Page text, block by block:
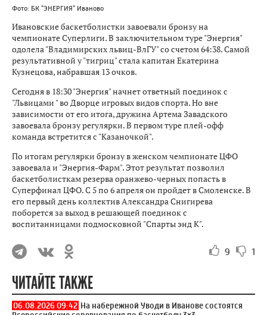
Фото: БК "ЭНЕРГИЯ" Иваново
Ивановские баскетболистки завоевали бронзу на
чемпионате Суперлиги. В заключительном туре "Энергия"
одолела "Владимирских львиц-ВлГУ" со счетом 64:38. Самой
результативной у "тигриц" стала капитан Екатерина
Кузнецова, набравшая 13 очков.
Сегодня в 18:30 "Энергия" начнет ответный поединок с
"Львицами " во Дворце игровых видов спорта. Но вне
зависимости от его итога, дружина Артема Завадского
завоевала бронзу регулярки. В первом туре плей-офф
команда встретится с "Казаночкой".
По итогам регулярки бронзу в женском чемпионате ЦФО
завоевала и "Энергия-Фарм". Этот результат позволил
баскетболисткам резерва оранжево-черных попасть в
Суперфинал ЦФО. С 5 по 6 апреля он пройдет в Смоленске. В
его первый день коллектив Александра Снигирева
поборется за выход в решающей поединок с
воспитанницами подмосковной "Спарты энд К".
9 1
ЧИТАЙТЕ ТАКЖЕ
06.08.2026 09:42 На набережной Уводи в Иванове состоятся